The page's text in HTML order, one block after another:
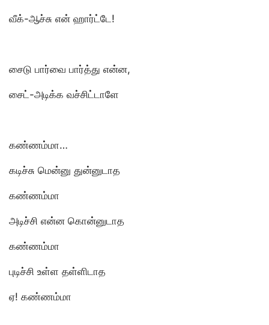
வீக்-ஆச்சு என் ஹார்ட்டே!
சைடு பார்வை பார்த்து என்ன,
சைட்-அடிக்க வச்சிட்டாளே
கண்ணம்மா…
கடிச்சு மென்னு துன்னுடாத
கண்ணம்மா
அடிச்சி என்ன கொன்னுடாத
கண்ணம்மா
புடிச்சி உள்ள தள்ளிடாத
ஏ! கண்ணம்மா